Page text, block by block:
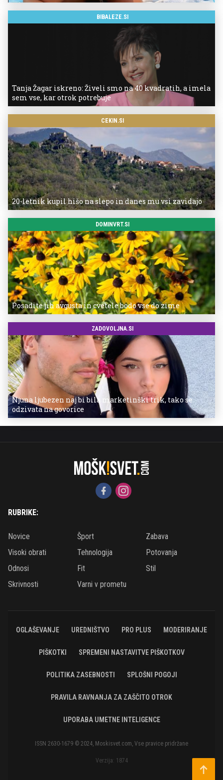
BIBALEZE.SI
Tanja Žagar iskreno: Živeli smo na 40 kvadratih, a imela
sem vse, kar otrok potrebuje
CEKIN.SI
20-letnik kupil hišo na slepo in danes mu vsi zavidajo
DOMINVRT.SI
Posadite jih avgusta in cvetele bodo vse do zime
ZADOVOLJNA.SI
Njuna ljubezen naj bi bila marketinški trik, tako se
odzivata na govorice
RUBRIKE:
Novice Šport
Zabava
Visoki obrati
Tehnologija
Potovanja
Odnosi
Fit
Stil
Skrivnosti
Varni v prometu
OGLAŠEVANJE UREDNIŠTVO PRO PLUS MODERIRANJE
PIŠKOTKI SPREMENI NASTAVITVE PIŠKOTKOV
POLITIKA ZASEBNOSTI SPLOŠNI POGOJI
PRAVILA RAVNANJA ZA ZAŠČITO OTROK
UPORABA UMETNE INTELIGENCE
ISSN 2630-1679 © 2024, Moskisvet.com, Vse pravice pridržane
Verzija: 1874